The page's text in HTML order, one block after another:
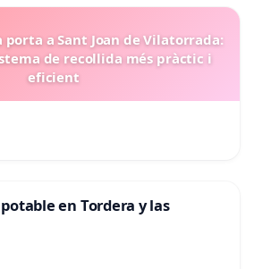
a Sant Joan de Vilatorrada:
de recollida més pràctic i
eficient
en Tordera y las